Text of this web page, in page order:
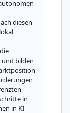
diesen
bilden
in
in KI-